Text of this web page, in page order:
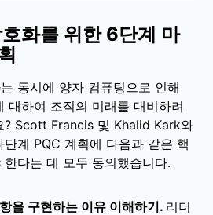
화를 위한 6단계 마
동시에 양자 컴퓨팅으로 인해
대하여 조직의 미래를 대비하려
? Scott Francis 및 Khalid Kark와
계 PQC 계획에 다음과 같은 핵
다는 데 모두 동의했습니다.
을 구현하는 이유 이해하기. 리더